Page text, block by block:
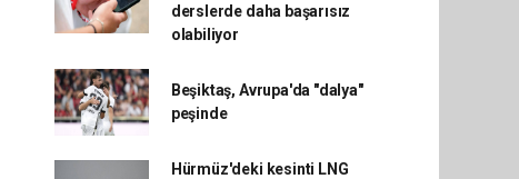
derslerde daha başarısız
olabiliyor
Beşiktaş, Avrupa'da "dalya"
peşinde
Hürmüz'deki kesinti LNG